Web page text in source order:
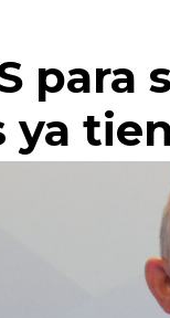
para
ya